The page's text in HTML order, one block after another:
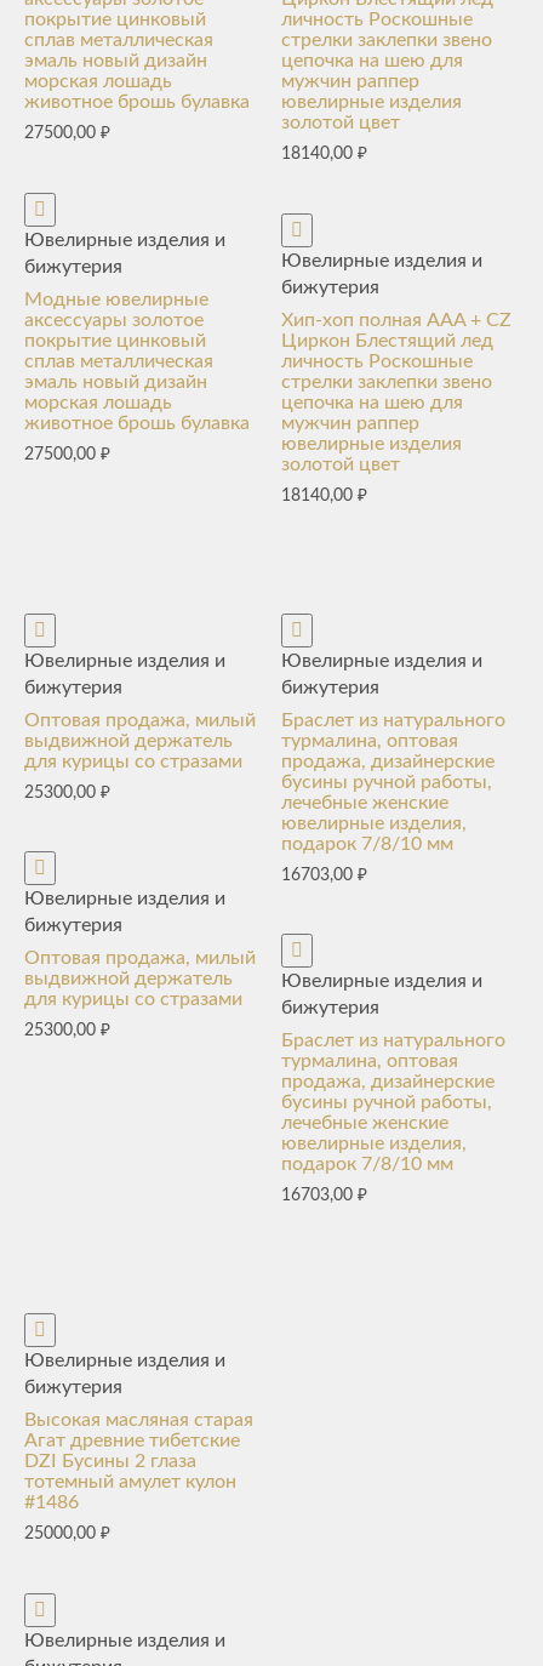
покрытие цинковый
сплав металлическая
эмаль новый дизайн
морская лошадь
животное брошь булавка
27500,00 ₽
Ювелирные изделия и
бижутерия
Модные ювелирные
аксессуары золотое
покрытие цинковый
сплав металлическая
эмаль новый дизайн
морская лошадь
животное брошь булавка
27500,00 ₽
личность Роскошные
стрелки заклепки звено
цепочка на шею для
мужчин раппер
ювелирные изделия
золотой цвет
18140,00₽
Ювелирные изделия и
бижутерия
Хип-хоп полная AAA + CZ
Циркон Блестящий лед
личность Роскошные
стрелки заклепки звено
цепочка на шею для
мужчин раппер
ювелирные изделия
золотой цвет
18140,00₽
Ювелирные изделия и
бижутерия
Оптовая продажа, милый
выдвижной держатель
для курицы со стразами
25300,00 ₽
Ювелирные изделия и
бижутерия
Оптовая продажа, милый
выдвижной держатель
для курицы со стразами
25300,00 ₽
Ювелирные изделия и
бижутерия
Браслет из натурального
турмалина, оптовая
продажа, дизайнерские
бусины ручной работы,
лечебные женские
ювелирные изделия,
подарок 7/8/10 мм
16703,00₽
Ювелирные изделия и
бижутерия
Браслет из натурального
турмалина, оптовая
продажа, дизайнерские
бусины ручной работы,
лечебные женские
ювелирные изделия,
подарок 7/8/10 мм
16703,00₽
Ювелирные изделия и
бижутерия
Высокая масляная старая
Агат древние тибетские
DZI Бусины 2 глаза
тотемный амулет кулон
#1486
25000,00 ₽
Ювелирные изделия и